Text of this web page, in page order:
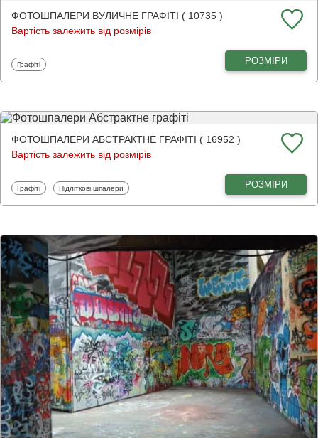
ФОТОШПАЛЕРИ ВУЛИЧНЕ ГРАФІТІ ( 10735 )
Вартість залежить від розмірів
Фотошпалери
Графіті РОЗМІРИ
ФОТОШПАЛЕРИ АБСТРАКТНЕ ГРАФІТІ ( 16952 )
Вартість залежить від розмірів
Фотошпалери
Графіті Фотошпалери
Підліткові шпалери РОЗМІРИ